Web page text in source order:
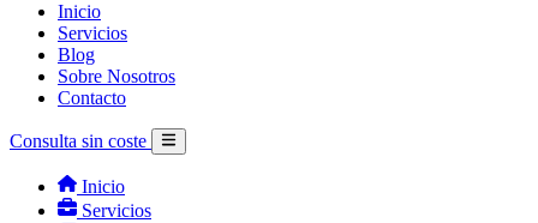
Inicio
Servicios
Blog
Sobre Nosotros
Contacto
Consulta sin coste
Inicio
Servicios